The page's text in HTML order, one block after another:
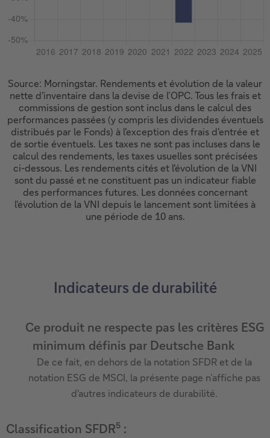
Source: Morningstar. Rendements et évolution de la valeur
nette d'inventaire dans la devise de l’OPC. Tous les frais et
commissions de gestion sont inclus dans le calcul des
performances passées (y compris les dividendes éventuels
distribués par le Fonds) à l'exception des frais d'entrée et
de sortie éventuels. Les taxes ne sont pas incluses dans le
calcul des rendements, les taxes usuelles sont précisées
ci-dessous. Les rendements cités et l'évolution de la VNI
sont du passé et ne constituent pas un indicateur fiable
des performances futures. Les données concernant
l'évolution de la VNI depuis le lancement sont limitées à
une période de 10 ans.
Indicateurs de durabilité
Ce produit ne respecte pas les critères ESG
minimum définis par Deutsche Bank
De ce fait, en dehors de la notation SFDR et de la
notation ESG de MSCI, la présente page n’affiche pas
d'autres indicateurs de durabilité.
Classification SFDR5 :